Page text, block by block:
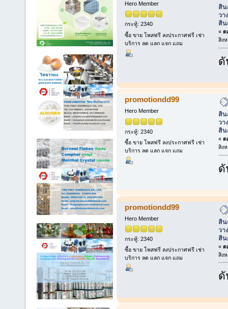
Hero Member
กระทู้: 2340
ซื้อ ขาย โพสฟรี ลงประกาศฟรี เช่า
บริการ ลด แลก แจก แถม
สิน
วา
สิน
« ต
สิง
ดั
promotiondd99
Hero Member
กระทู้: 2340
ซื้อ ขาย โพสฟรี ลงประกาศฟรี เช่า
บริการ ลด แลก แจก แถม
สิน
วา
สิน
« ต
สิง
ดั
promotiondd99
Hero Member
กระทู้: 2340
ซื้อ ขาย โพสฟรี ลงประกาศฟรี เช่า
บริการ ลด แลก แจก แถม
สิน
วา
สิน
« ต
สิง
ดั